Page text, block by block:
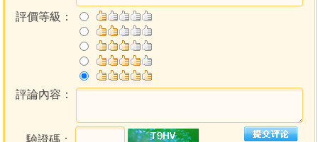
評價等級：
評論內容：
驗證碼：